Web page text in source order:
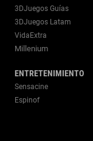
3DJuegos Guías
3DJuegos Latam
VidaExtra
Millenium
ENTRETENIMIENTO
Sensacine
Espinof